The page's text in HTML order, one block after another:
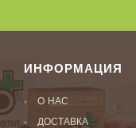
ИНФОРМАЦИЯ
О НАС
ДОСТАВКА